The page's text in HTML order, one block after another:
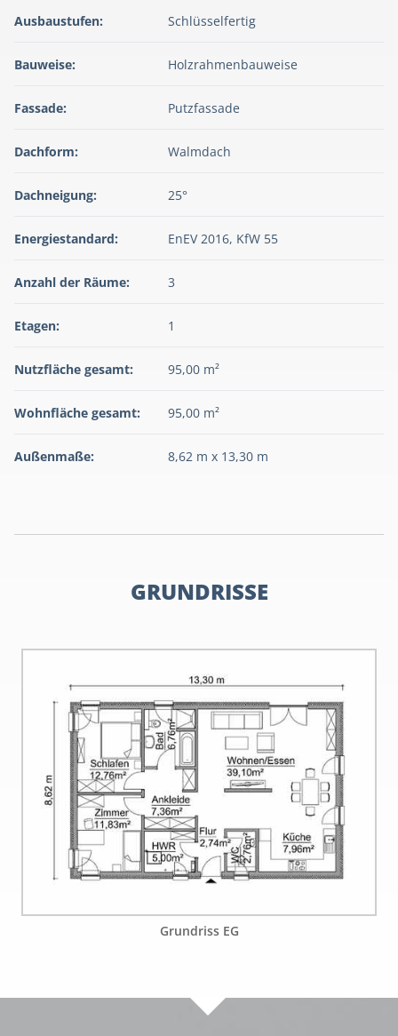
Ausbaustufen: Schlüsselfertig
Bauweise: Holzrahmenbauweise
Fassade: Putzfassade
Dachform: Walmdach
Dachneigung: 25°
Energiestandard: EnEV 2016, KfW 55
Anzahl der Räume: 3
Etagen: 1
Nutzfläche gesamt: 95,00 m²
Wohnfläche gesamt: 95,00 m²
Außenmaße: 8,62 m x 13,30 m
GRUNDRISSE
Grundriss EG